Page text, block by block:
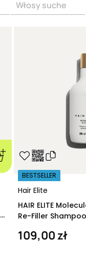
Włosy suche
Hair Elite
BESTSELLER
HAIR ELITE
Re-Filler
109,00 zł